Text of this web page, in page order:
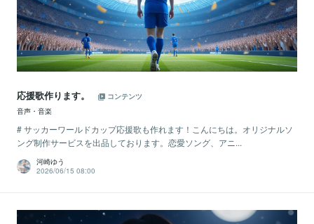
応援歌作ります。
コンテンツ
音声・音楽
# サッカーワールドカップ応援歌も作れます！こんにちは。オリジナルソ
ング制作サービスを出品しております。恋愛ソング、アニ...
河崎ゆう
2026/06/15 08:00